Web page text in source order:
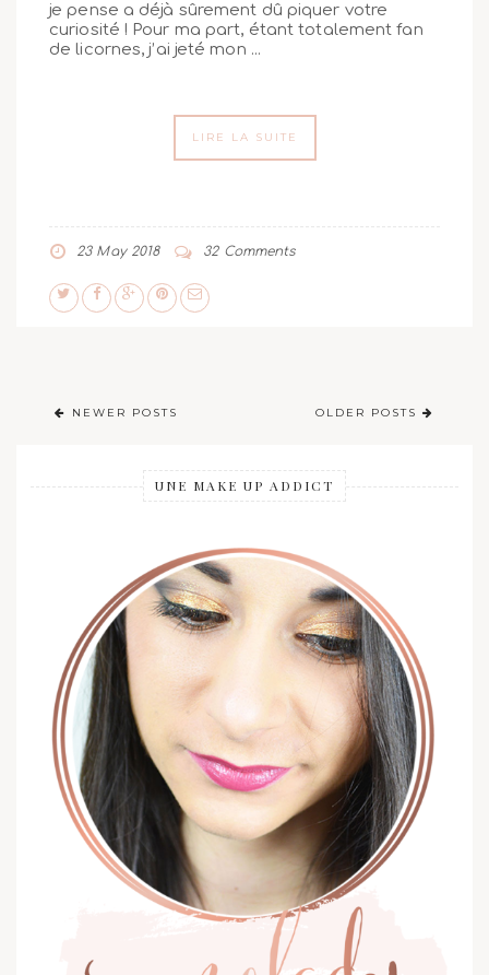
je pense a déjà sûrement dû piquer votre
curiosité ! Pour ma part, étant totalement fan
de licornes, j’ai jeté mon ...
LIRE LA SUITE
23 May 2018 32 Comments
OLDER POSTS
NEWER POSTS
UNE MAKE UP ADDICT